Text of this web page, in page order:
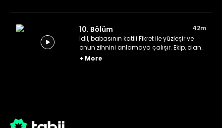
hedefin Mualla olduğunu öğrenir.
10. Bölüm
42m
İdil, babasının katili Fikret ile yüzleşir ve
onun zihnini anlamaya çalışır. Ekip, olan
biteni tahlil ederek nerelerde yanlış
+ More